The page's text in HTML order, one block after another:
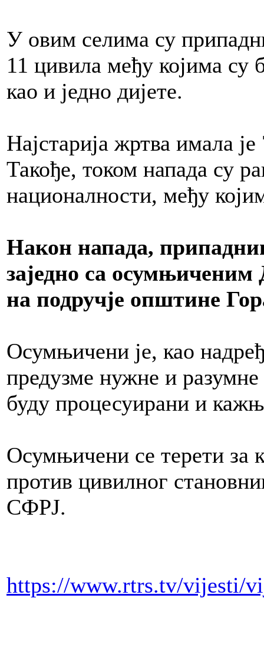
У овим селима су
11 цивила међу којима
као и једно дијете.
Најстарија жртва имала
Такође, током напада су
националности, међу
Након напада,
заједно са
на подручје општине
Осумњичени је, као
предузме нужне и
буду процесуирани и
Осумњичени се терети за
против цивилног
СФРЈ.
https://www.rtrs.tv/vijesti/